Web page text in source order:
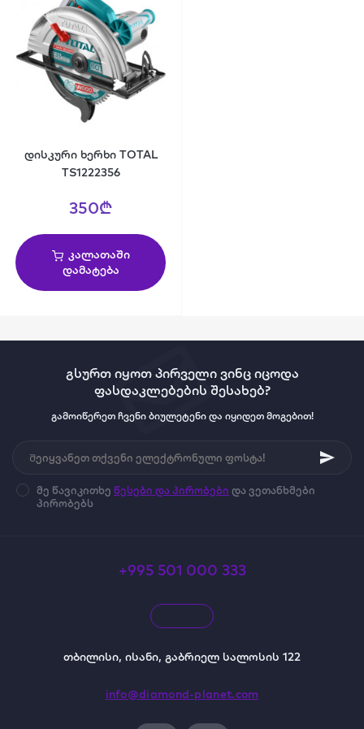
დისკური ხერხი TOTAL
TS1222356
350₾
კალათაში
დამატება
გსურთ იყოთ პირველი ვინც იცოდა
ფასდაკლებების შესახებ?
გამოიწერეთ ჩვენი ბიულეტენი და იყიდეთ მოგებით!
მე წავიკითხე წესები და პირობები და ვეთანხმები
პირობებს
+995 501 000 333
თბილისი, ისანი, გაბრიელ სალოსის 122
info@diamond-planet.com